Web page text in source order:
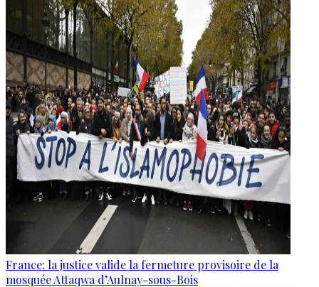
France: la justice valide la fermeture provisoire de la
mosquée Attaqwa d’Aulnay-sous-Bois